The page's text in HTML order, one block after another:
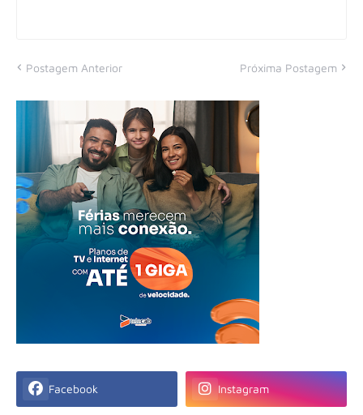
Postagem Anterior Próxima Postagem
Facebook Instagram